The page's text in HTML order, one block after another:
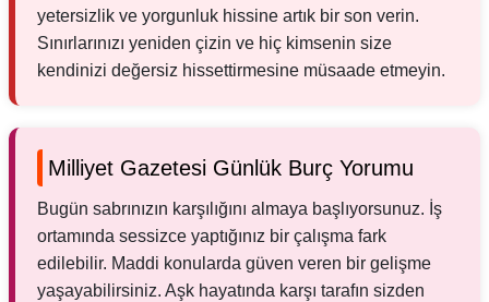
yetersizlik ve yorgunluk hissine artık bir son verin.
Sınırlarınızı yeniden çizin ve hiç kimsenin size
kendinizi değersiz hissettirmesine müsaade etmeyin.
Milliyet Gazetesi Günlük Burç Yorumu
Bugün sabrınızın karşılığını almaya başlıyorsunuz. İş
ortamında sessizce yaptığınız bir çalışma fark
edilebilir. Maddi konularda güven veren bir gelişme
yaşayabilirsiniz. Aşk hayatında karşı tarafın sizden